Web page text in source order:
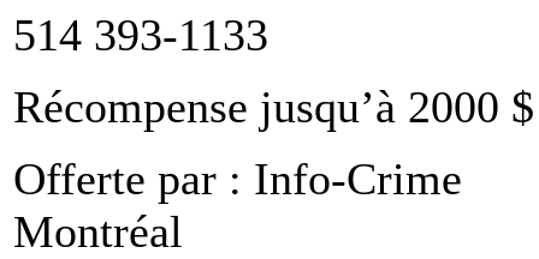
514 393-1133
Récompense jusqu’à 2000 $
Offerte par : Info-Crime
Montréal